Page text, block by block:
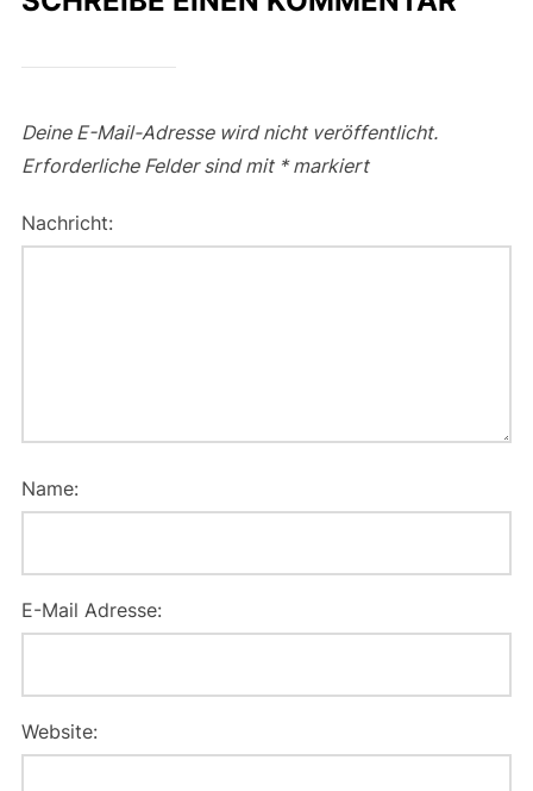
Deine E-Mail-Adresse wird nicht veröffentlicht.
Erforderliche Felder sind mit *markiert
Nachricht:
Name:
E-Mail Adresse:
Website: